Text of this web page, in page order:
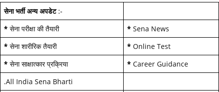
सेना भर्ती अन्य अपडेट:-
* सेना परीक्षा की तैयारी * Sena News
* सेना शारीरिक तैयारी * Online Test
* सेना साक्षात्कार प्रक्रिया * Career Guidance
.All India Sena Bharti